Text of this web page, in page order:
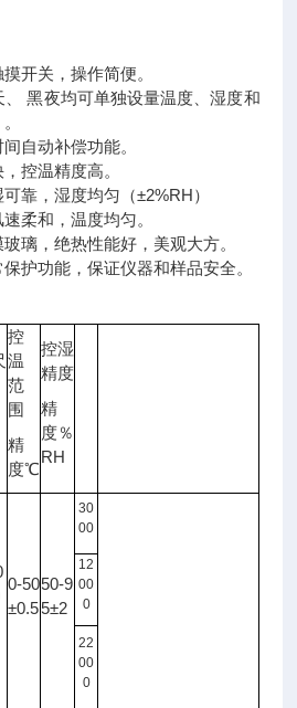
开关，操作简便。
黑夜均可单独设量温度、湿度和
自动补偿功能。
控温精度高。
靠，湿度均匀（±2%RH）
柔和，温度均匀。
璃，绝热性能好，美观大方。
护功能，保证仪器和样品安全。
控
温
范
围
精
度℃
控湿
精度
精
度％
RH
0-50
±0.5
50-9
5±2
30
00
12
00
0
22
00
0